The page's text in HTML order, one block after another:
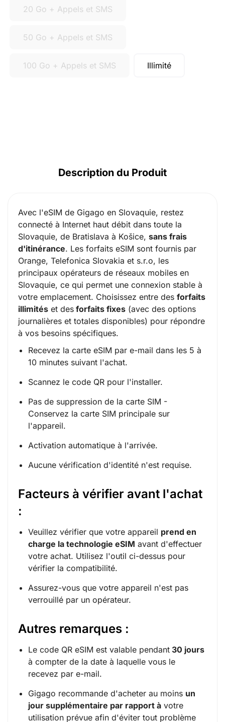
20 Go + Appels et SMS
50 Go + Appels et SMS
100 Go + Appels et SMS Illimité
Description du Produit
Avec l'eSIM de Gigago en Slovaquie, restez
connecté à Internet haut débit dans toute la
Slovaquie, de Bratislava à Košice, sans frais
d'itinérance. Les forfaits eSIM sont fournis par
Orange, Telefonica Slovakia et s.r.o, les
principaux opérateurs de réseaux mobiles en
Slovaquie, ce qui permet une connexion stable à
votre emplacement. Choisissez entre des forfaits
illimités et des forfaits fixes (avec des options
journalières et totales disponibles) pour répondre
à vos besoins spécifiques.
Recevez la carte eSIM par e-mail dans les 5 à
10 minutes suivant l'achat.
Scannez le code QR pour l'installer.
Pas de suppression de la carte SIM -
Conservez la carte SIM principale sur
l'appareil.
Activation automatique à l'arrivée.
Aucune vérification d'identité n'est requise.
Facteurs à vérifier avant l'achat
:
Veuillez vérifier que votre appareil prend en
charge la technologie eSIM avant d'effectuer
votre achat. Utilisez l'outil ci-dessus pour
vérifier la compatibilité.
Assurez-vous que votre appareil n'est pas
verrouillé par un opérateur.
Autres remarques :
Le code QR eSIM est valable pendant 30 jours
à compter de la date à laquelle vous le
recevez par e-mail.
Gigago recommande d'acheter au moins un
jour supplémentaire par rapport à votre
utilisation prévue afin d'éviter tout problème